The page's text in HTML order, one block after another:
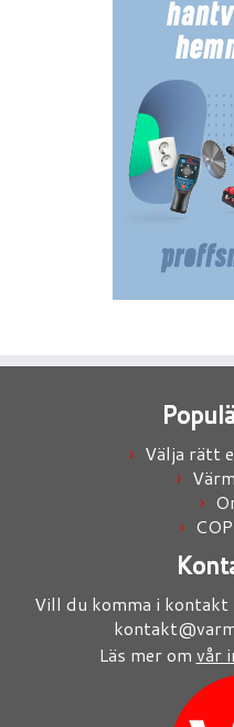
Välja rätt
Vill du komma i
Läs mer om vår